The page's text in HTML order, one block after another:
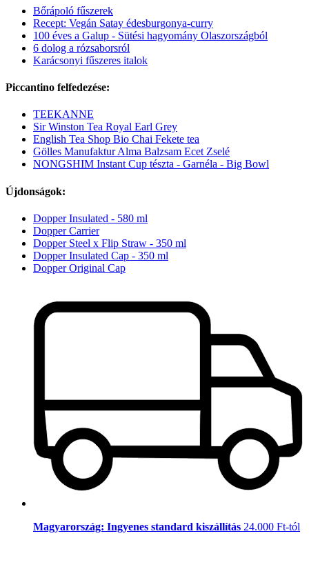
Bőrápoló fűszerek
Recept: Vegán Satay édesburgonya-curry
100 éves a Galup - Sütési hagyomány Olaszországból
6 dolog a rózsaborsról
Karácsonyi fűszeres italok
Piccantino felfedezése:
TEEKANNE
Sir Winston Tea Royal Earl Grey
English Tea Shop Bio Chai Fekete tea
Gölles Manufaktur Alma Balzsam Ecet Zselé
NONGSHIM Instant Cup tészta - Garnéla - Big Bowl
Újdonságok:
Dopper Insulated - 580 ml
Dopper Carrier
Dopper Steel x Flip Straw - 350 ml
Dopper Insulated Cap - 350 ml
Dopper Original Cap
Magyarország: Ingyenes standard kiszállítás 24.000 Ft-tól